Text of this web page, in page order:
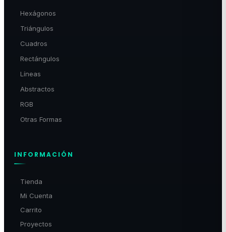
Hexágonos
Triángulos
Cuadros
Rectángulos
Líneas
Abstractos
RGB
Otras Formas
INFORMACIÓN
Tienda
Mi Cuenta
Carrito
Proyectos